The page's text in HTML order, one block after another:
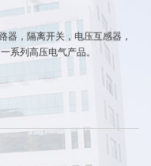
器，隔离开关，电压互感器，
系列高压电气产品。